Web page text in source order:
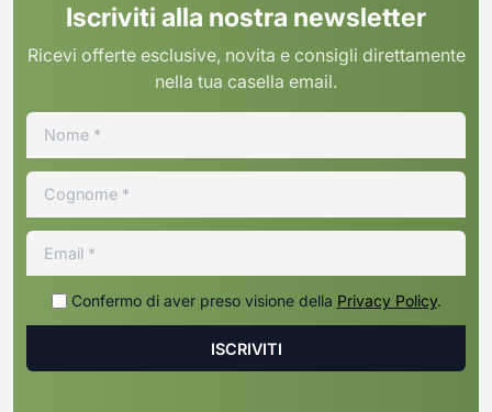
Iscriviti alla nostra newsletter
Ricevi offerte esclusive, novita e consigli direttamente
nella tua casella email.
Confermo di aver preso visione della Privacy Policy.